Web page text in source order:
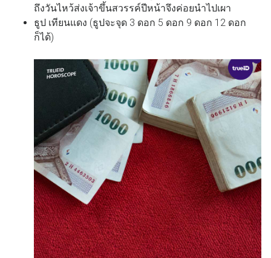
ถึงวันไหว้ส่งเจ้าขึ้นสวรรค์ปีหน้าจึงค่อยนำไปเผา
ธูป เทียนแดง (ธูปจะจุด 3 ดอก 5 ดอก 9 ดอก 12 ดอก
ก็ได้)